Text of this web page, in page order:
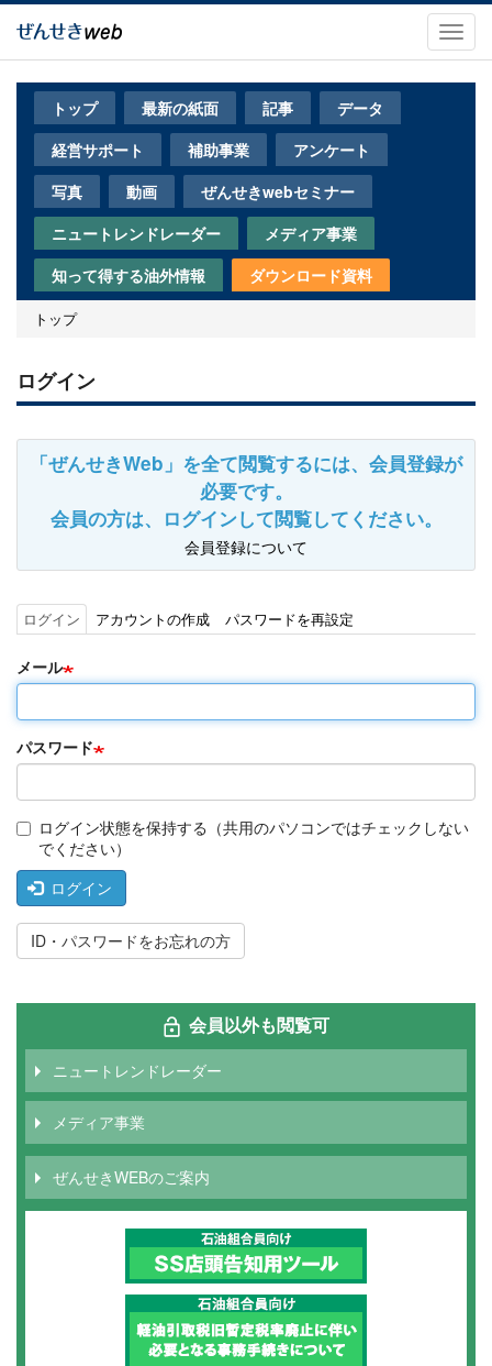
メ
トップ 最新の紙面 記事
データ
経営サポート
補助事業
アンケート
写真
動画
ぜんせきwebセミナー
ニュートレンドレーダー
メディア事業
知って得する油外情報
ダウンロード資料
トップ
ログイン
「ぜんせきWeb」を全て閲覧するには、会員登録が
必要です。
会員の方は、ログインして閲覧してください。
会員登録について
プ
イ
マ
リ
ー
タ
ブ
ログイン (ア
ク
ィ
な
タ
ブ)
アカウントの作成 パスワードを再設定
メール
パスワード
ログイン状態を保持する（共用のパソコンではチェックしない
でください）
ログイン
ID・パスワードをお忘れの方
会員以外も閲覧可
ニュートレンドレーダー
メディア事業
ぜんせきWEBのご案内